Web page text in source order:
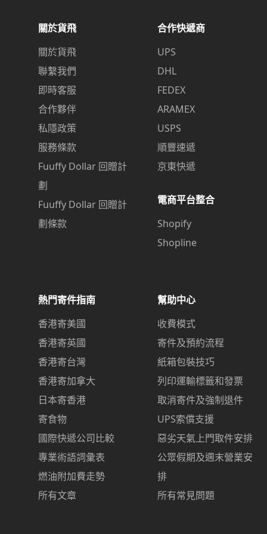
關於貨飛
關於貨飛
聯繫我們
即時客服
合作夥伴
私隱政策
服務條款
Fuuffy Dollar 回贈計
劃
Fuuffy Dollar 回贈計
劃條款
合作快遞商
UPS
DHL
FEDEX
ARAMEX
USPS
順豐速遞
京東快遞
電商平台整合
Shopify
Shopline
熱門寄件指南
香港寄美國
香港寄英國
香港寄台灣
香港寄加拿大
日本寄香港
寄食物
國際快遞公司比較
專業術語詞彙表
燃油附加費走勢
所有文章
幫助中心
收費模式
寄件及預約流程
紙箱包裝技巧
列印運輸標籤和發票
取消寄件及強制退件
UPS索償支援
惡劣天氣上門取件安排
公眾假期及週末營業安
排
所有常見問題